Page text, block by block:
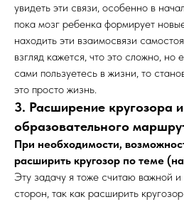
увидеть эти связи, особенно в
пока мозг ребенка формирует
находить эти взаимосвязи
взгляд кажется, что это сложно, но
сами пользуетесь в жизни, то
это просто жизнь.
3. Расширение кругозора
образовательного
При необходимости,
расширить кругозор по теме
Эту задачу я тоже считаю важной
сторон, так как расширить